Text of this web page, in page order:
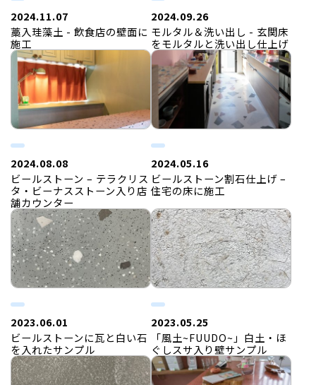
2024.11.07
藁入珪藻土 - 飲食店の壁面に
施工
2024.09.26
モルタル＆洗い出し - 玄関床
をモルタルと洗い出し仕上げ
2024.08.08
ビールストーン – テラクリス
タ・ビーナスストーン入り店
舗カウンター
2024.05.16
ビールストーン割石仕上げ –
住宅の床に施工
2023.06.01
ビールストーンに瓦と白い石
を入れたサンプル
2023.05.25
「風土~FUUDO~」白土・ほ
ぐしスサ入り壁サンプル